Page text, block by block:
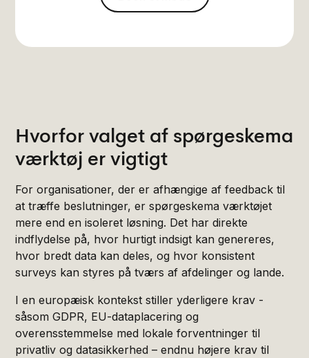
Hvorfor valget af spørgeskema
værktøj er vigtigt
For organisationer, der er afhængige af feedback til
at træffe beslutninger, er spørgeskema værktøjet
mere end en isoleret løsning. Det har direkte
indflydelse på, hvor hurtigt indsigt kan genereres,
hvor bredt data kan deles, og hvor konsistent
surveys kan styres på tværs af afdelinger og lande.
I en europæisk kontekst stiller yderligere krav -
såsom GDPR, EU-dataplacering og
overensstemmelse med lokale forventninger til
privatliv og datasikkerhed – endnu højere krav til